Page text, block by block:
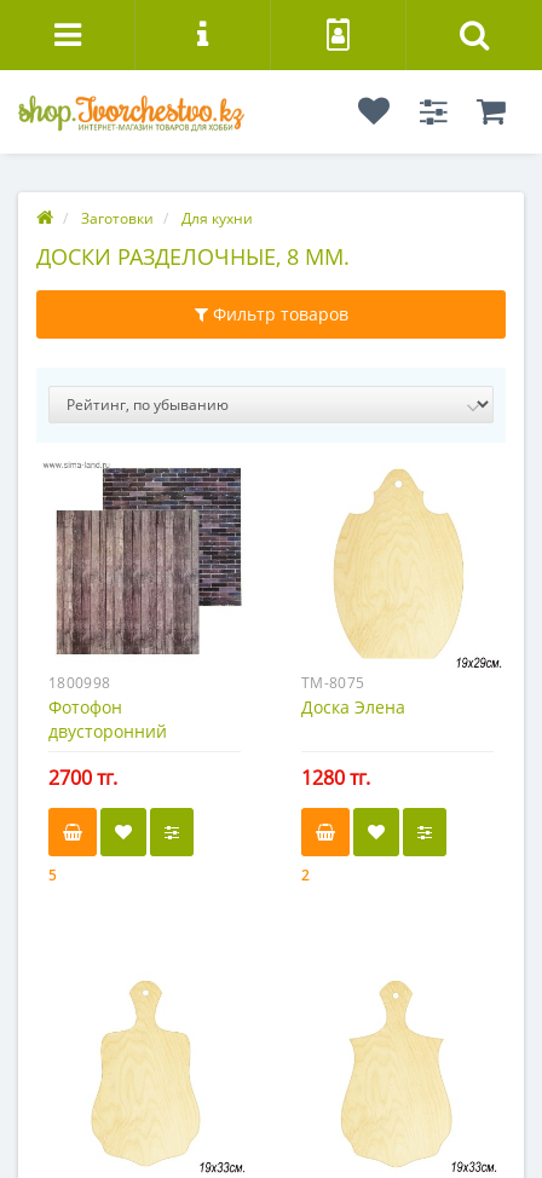
Заготовки Для кухни
ДОСКИ РАЗДЕЛОЧНЫЕ, 8 ММ.
Фильтр товаров
1800998
Фотофон
двусторонний
см., переплётный
картон, 980 г/м
2700 тг.
5
TM-8075
Доска Элена
1280 тг.
2